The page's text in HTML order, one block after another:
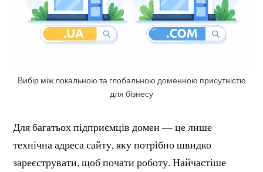
Вибір між локальною та глобальною доменною присутністю
для бізнесу
Для багатьох підприємців домен — це лише
технічна адреса сайту, яку потрібно швидко
зареєструвати, щоб почати роботу. Найчастіше